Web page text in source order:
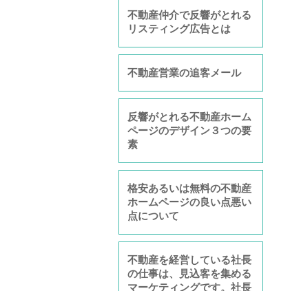
不動産仲介で反響がとれる
リスティング広告とは
不動産営業の追客メール
反響がとれる不動産ホーム
ページのデザイン３つの要
素
格安あるいは無料の不動産
ホームページの良い点悪い
点について
不動産を経営している社長
の仕事は、見込客を集める
マーケティングです。社長